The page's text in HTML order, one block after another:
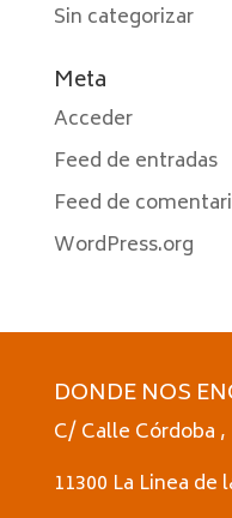
Sin categorizar
Meta
Acceder
Feed de entradas
Feed de
WordPress.org
DONDE NOS
C/ Calle Córdoba ,
11300 La Linea de